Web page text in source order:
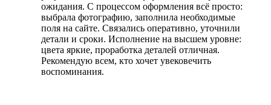
ожидания. С процессом оформления всё просто:
выбрала фотографию, заполнила необходимые
поля на сайте. Связались оперативно, уточнили
детали и сроки. Исполнение на высшем уровне:
цвета яркие, проработка деталей отличная.
Рекомендую всем, кто хочет увековечить
воспоминания.